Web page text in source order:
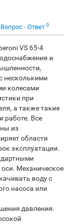
Вопрос - Ответ 0
VS 65-4
и
несколькими
колесами
при
а также такие
работе. Все
из
области
эксплуатации.
Механическое
воду с
насоса или
давления.